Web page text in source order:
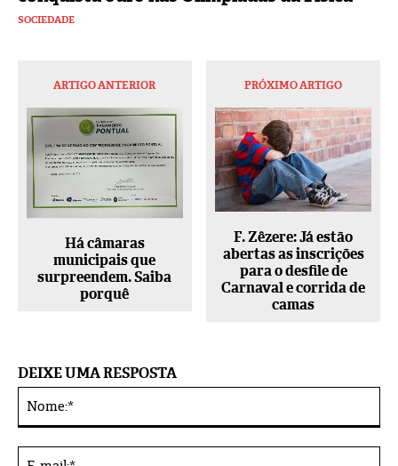
SOCIEDADE
ARTIGO ANTERIOR
Há câmaras
municipais que
surpreendem. Saiba
porquê
PRÓXIMO ARTIGO
F. Zêzere: Já estão
abertas as inscrições
para o desfile de
Carnaval e corrida de
camas
DEIXE UMA RESPOSTA